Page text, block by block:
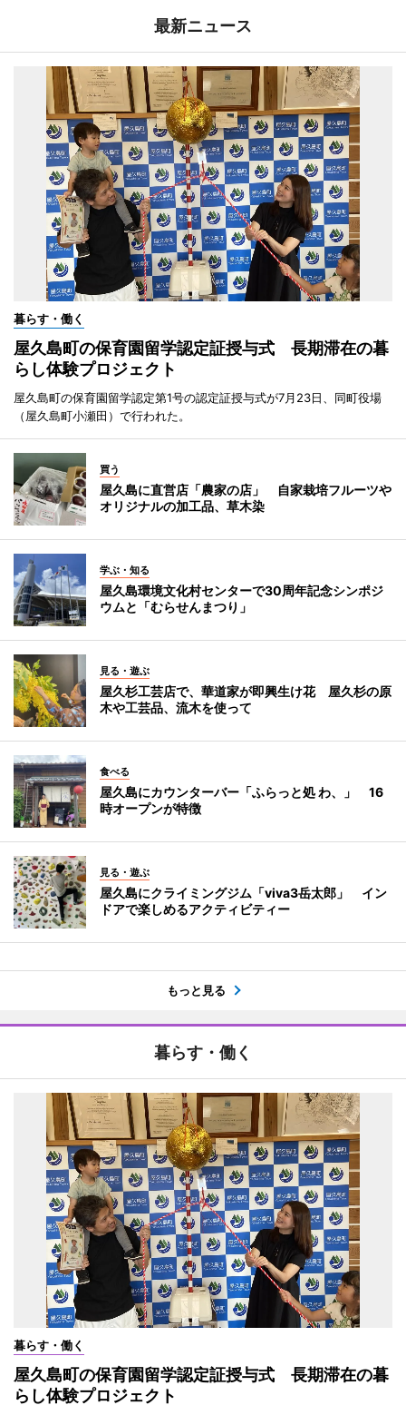
最新ニュース
暮らす・働く
屋久島町の保育園留学認定証授与式 長期滞在の暮
らし体験プロジェクト
屋久島町の保育園留学認定第1号の認定証授与式が7月23日、同町役場
（屋久島町小瀬田）で行われた。
買う
屋久島に直営店「農家の店」 自家栽培フルーツや
オリジナルの加工品、草木染
学ぶ・知る
屋久島環境文化村センターで30周年記念シンポジ
ウムと「むらせんまつり」
見る・遊ぶ
屋久杉工芸店で、華道家が即興生け花 屋久杉の原
木や工芸品、流木を使って
食べる
屋久島にカウンターバー「ふらっと処 わ、」 16
時オープンが特徴
見る・遊ぶ
屋久島にクライミングジム「viva3岳太郎」 イン
ドアで楽しめるアクティビティー
もっと見る
暮らす・働く
暮らす・働く
屋久島町の保育園留学認定証授与式 長期滞在の暮
らし体験プロジェクト